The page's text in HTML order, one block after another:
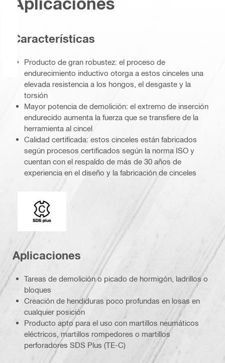
Caracterí­sticas
Producto de gran robustez: el proceso de
endurecimiento inductivo otorga a estos cinceles una
elevada resistencia a los hongos, el desgaste y la
torsión
Mayor potencia de demolición: el extremo de inserción
endurecido aumenta la fuerza que se transfiere de la
herramienta al cincel
Calidad certificada: estos cinceles están fabricados
según procesos certificados según la norma ISO y
cuentan con el respaldo de más de 30 años de
experiencia en el diseño y la fabricación de cinceles
Conexión
Aplicaciones
Tareas de demolición o picado de hormigón, ladrillos o
bloques
Creación de hendiduras poco profundas en losas en
cualquier posición
Producto apto para el uso con martillos neumáticos
eléctricos, martillos rompedores o martillos
perforadores SDS Plus (TE-C)